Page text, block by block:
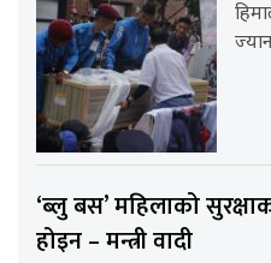
‘ब्लु बस’ महिलाको
होइन – मन्त्री वादी